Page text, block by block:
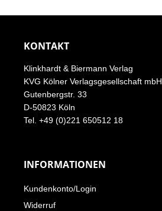
KONTAKT
Klinkhardt & Biermann Verlag
KVG Kölner Verlagsgesellschaft mbH
Gutenbergstr. 33
D-50823 Köln
Tel. +49 (0)221 650512 18
INFORMATIONEN
Kundenkonto/Login
Widerruf